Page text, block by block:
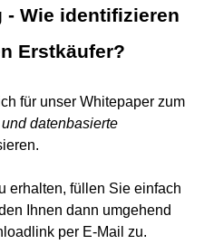
- Wie identifizieren
Erstkäufer?
für unser Whitepaper zum
datenbasierte
erhalten, füllen Sie einfach
Ihnen dann umgehend
per E-Mail zu.